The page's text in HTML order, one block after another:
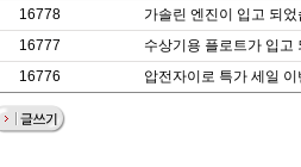
16778
가솔린 엔진이 입고 되었
16777
수상기용 플로트가 입고
16776
압전자이로 특가 세일